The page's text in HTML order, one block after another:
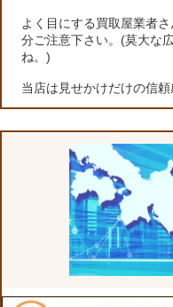
よく目にする買取屋業者
分ご注意下さい。(莫大な
ね。)
当店は見せかけだけの信